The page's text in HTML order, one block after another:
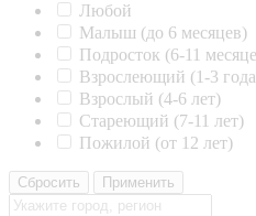
Любой
Малыш (до 6 месяцев)
Подросток (6-11
Взрослеющий (1-3
Взрослый (4-6 лет)
Стареющий (7-11 лет)
Пожилой (от 12 лет)
Сбросить Применить